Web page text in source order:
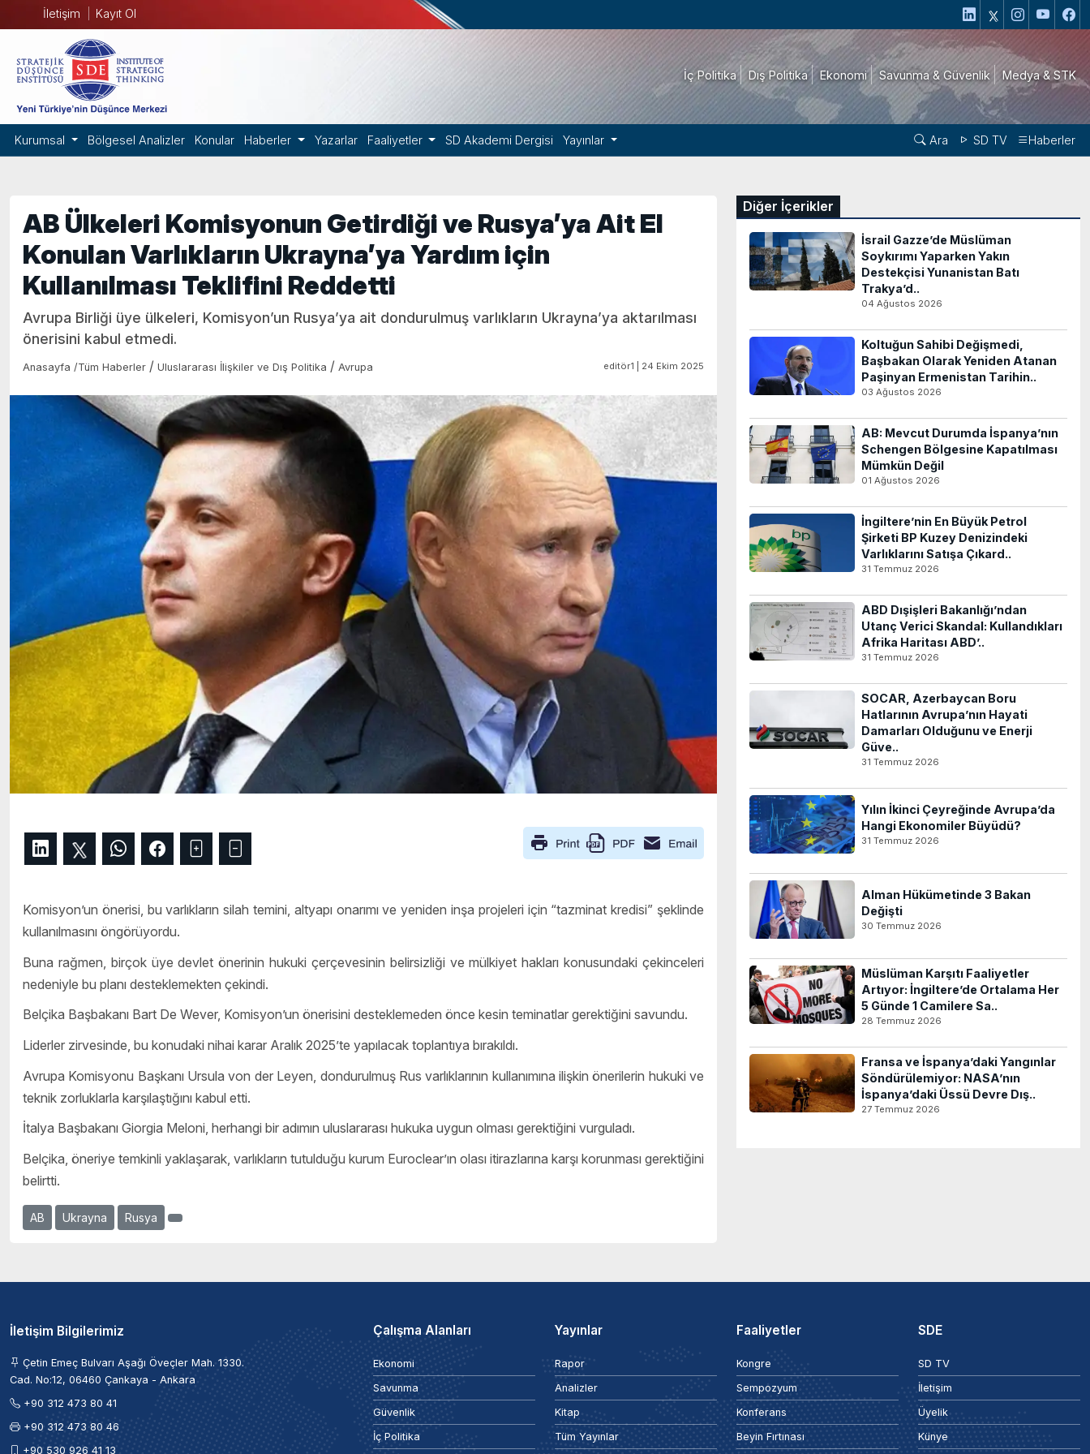
İletişim Kayıt Ol
İç Politika Dış Politika Ekonomi Savunma & Güvenlik Medya & STK
Kurumsal Bölgesel Analizler Konular Haberler Yazarlar Faaliyetler SD Akademi Dergisi Yayınlar Ara SD TV Haberler
AB Ülkeleri Komisyonun Getirdiği ve Rusya’ya Ait El
Konulan Varlıkların Ukrayna’ya Yardım için
Kullanılması Teklifini Reddetti
Avrupa Birliği üye ülkeleri, Komisyon’un Rusya’ya ait dondurulmuş varlıkların Ukrayna’ya aktarılması
önerisini kabul etmedi.
Anasayfa /Tüm Haberler / Uluslararası İlişkiler ve Dış Politika / Avrupa editör1 | 24 Ekim 2025
Komisyon’un önerisi, bu varlıkların silah temini, altyapı onarımı ve yeniden inşa projeleri için “tazminat kredisi” şeklinde
kullanılmasını öngörüyordu.
Buna rağmen, birçok üye devlet önerinin hukuki çerçevesinin belirsizliği ve mülkiyet hakları konusundaki çekinceleri
nedeniyle bu planı desteklemekten çekindi.
Belçika Başbakanı Bart De Wever, Komisyon’un önerisini desteklemeden önce kesin teminatlar gerektiğini savundu.
Liderler zirvesinde, bu konudaki nihai karar Aralık 2025’te yapılacak toplantıya bırakıldı.
Avrupa Komisyonu Başkanı Ursula von der Leyen, dondurulmuş Rus varlıklarının kullanımına ilişkin önerilerin hukuki ve
teknik zorluklarla karşılaştığını kabul etti.
İtalya Başbakanı Giorgia Meloni, herhangi bir adımın uluslararası hukuka uygun olması gerektiğini vurguladı.
Belçika, öneriye temkinli yaklaşarak, varlıkların tutulduğu kurum Euroclear’ın olası itirazlarına karşı korunması gerektiğini
belirtti.
AB Ukrayna Rusya
Diğer İçerikler
İsrail Gazze’de Müslüman
Soykırımı Yaparken Yakın
Destekçisi Yunanistan Batı
Trakya’d..
04 Ağustos 2026
Koltuğun Sahibi Değişmedi,
Başbakan Olarak Yeniden Atanan
Paşinyan Ermenistan Tarihin..
03 Ağustos 2026
AB: Mevcut Durumda İspanya’nın
Schengen Bölgesine Kapatılması
Mümkün Değil
01 Ağustos 2026
İngiltere’nin En Büyük Petrol
Şirketi BP Kuzey Denizindeki
Varlıklarını Satışa Çıkard..
31 Temmuz 2026
ABD Dışişleri Bakanlığı’ndan
Utanç Verici Skandal: Kullandıkları
Afrika Haritası ABD’..
31 Temmuz 2026
SOCAR, Azerbaycan Boru
Hatlarının Avrupa’nın Hayati
Damarları Olduğunu ve Enerji
Güve..
31 Temmuz 2026
Yılın İkinci Çeyreğinde Avrupa’da
Hangi Ekonomiler Büyüdü?
31 Temmuz 2026
Alman Hükümetinde 3 Bakan
Değişti
30 Temmuz 2026
Müslüman Karşıtı Faaliyetler
Artıyor: İngiltere’de Ortalama Her
5 Günde 1 Camilere Sa..
28 Temmuz 2026
Fransa ve İspanya’daki Yangınlar
Söndürülemiyor: NASA’nın
İspanya’daki Üssü Devre Dış..
27 Temmuz 2026
İletişim Bilgilerimiz
Çetin Emeç Bulvarı Aşağı Öveçler Mah. 1330.
Cad. No:12, 06460 Çankaya - Ankara
+90 312 473 80 41
+90 312 473 80 46
+90 530 926 41 13
Çalışma Alanları
Ekonomi
Savunma
Güvenlik
İç Politika
Yayınlar
Rapor
Analizler
Kitap
Tüm Yayınlar
Faaliyetler
Kongre
Sempozyum
Konferans
Beyin Fırtınası
SDE
SD TV
İletişim
Üyelik
Künye